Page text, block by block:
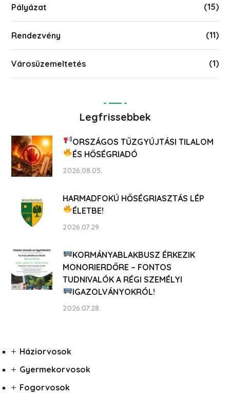
Pályázat (15)
Rendezvény (11)
Városüzemeltetés (1)
Legfrissebbek
ORSZÁGOS TŰZGYÚJTÁSI TILALOM
ÉS HŐSÉGRIADÓ
2026.08.05.
HARMADFOKÚ HŐSÉGRIASZTÁS LÉP
ÉLETBE!
2026.07.29.
KORMÁNYABLAKBUSZ ÉRKEZIK
MONORIERDŐRE – FONTOS
TUDNIVALÓK A RÉGI SZEMÉLYI
IGAZOLVÁNYOKRÓL!
2026.07.28.
Háziorvosok
Gyermekorvosok
Fogorvosok